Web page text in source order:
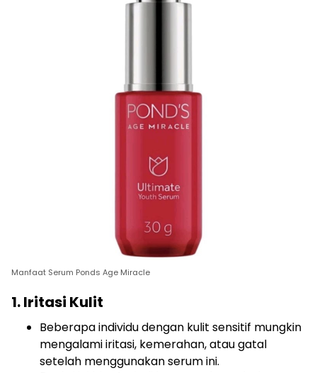
Manfaat Serum Ponds Age Miracle
1. Iritasi Kulit
Beberapa individu dengan kulit sensitif mungkin
mengalami iritasi, kemerahan, atau gatal
setelah menggunakan serum ini.